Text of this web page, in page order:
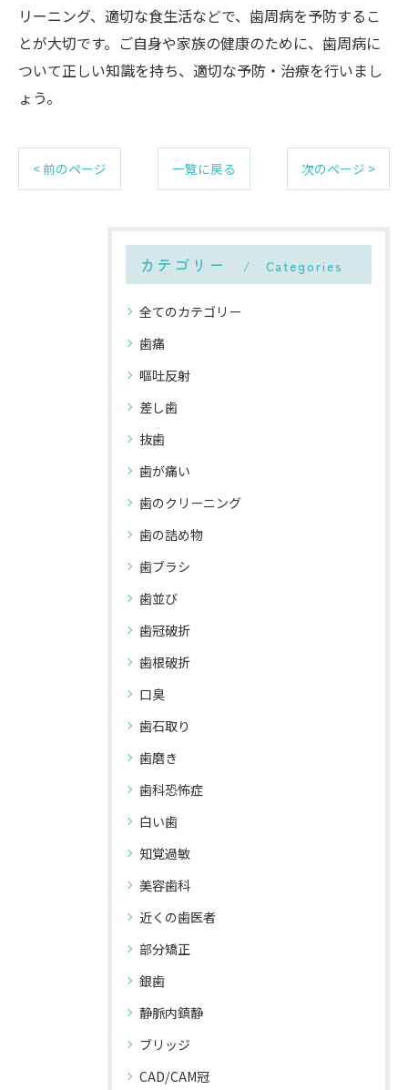
リーニング、適切な食生活などで、歯周病を予防するこ
とが大切です。ご自身や家族の健康のために、歯周病に
ついて正しい知識を持ち、適切な予防・治療を行いまし
ょう。
< 前のページ 一覧に戻る 次のページ >
カテゴリー Categories
全てのカテゴリー
歯痛
嘔吐反射
差し歯
抜歯
歯が痛い
歯のクリーニング
歯の詰め物
歯ブラシ
歯並び
歯冠破折
歯根破折
口臭
歯石取り
歯磨き
歯科恐怖症
白い歯
知覚過敏
美容歯科
近くの歯医者
部分矯正
銀歯
静脈内鎮静
ブリッジ
CAD/CAM冠